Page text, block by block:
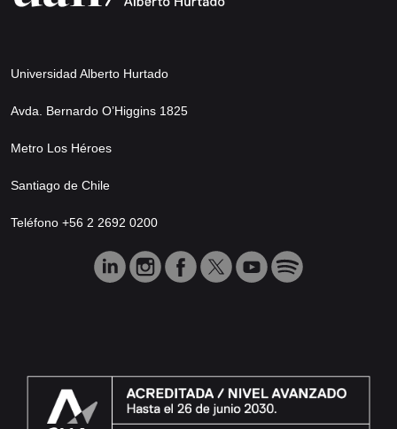
Universidad Alberto Hurtado
Avda. Bernardo O’Higgins 1825
Metro Los Héroes
Santiago de Chile
Teléfono +56 2 2692 0200